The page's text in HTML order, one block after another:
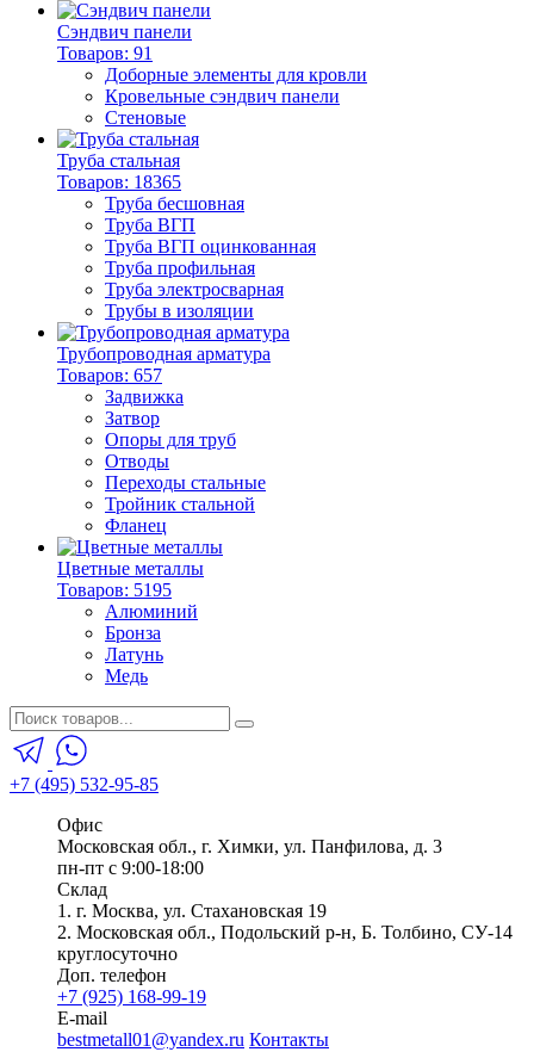
Сэндвич панели
Товаров: 91
Доборные элементы для кровли
Кровельные сэндвич панели
Стеновые
Труба стальная
Товаров: 18365
Труба бесшовная
Труба ВГП
Труба ВГП оцинкованная
Труба профильная
Труба электросварная
Трубы в изоляции
Трубопроводная арматура
Товаров: 657
Задвижка
Затвор
Опоры для труб
Отводы
Переходы стальные
Тройник стальной
Фланец
Цветные металлы
Товаров: 5195
Алюминий
Бронза
Латунь
Медь
+7 (495) 532-95-85
Офис
Московская обл., г. Химки, ул. Панфилова, д. 3
пн-пт с 9:00-18:00
Склад
1. г. Москва, ул. Стахановская 19
2. Московская обл., Подольский р-н, Б. Толбино, СУ-14
круглосуточно
Доп. телефон
+7 (925) 168-99-19
E-mail
bestmetall01@yandex.ru Контакты